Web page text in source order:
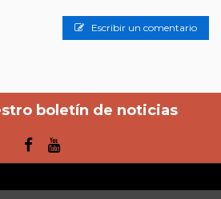
Escribir un comentario
boletín de noticias